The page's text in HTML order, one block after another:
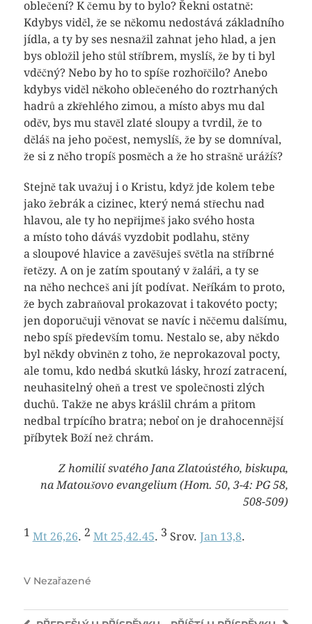
oblečení? K čemu by to bylo? Řekni ostatně:
Kdybys viděl, že se někomu nedostává základního
jídla, a ty by ses nesnažil zahnat jeho hlad, a jen
bys obložil jeho stůl stříbrem, myslíš, že by ti byl
vděčný? Nebo by ho to spíše rozhořčilo? Anebo
kdybys viděl někoho oblečeného do roztrhaných
hadrů a zkřehlého zimou, a místo abys mu dal
oděv, bys mu stavěl zlaté sloupy a tvrdil, že to
děláš na jeho počest, nemyslíš, že by se domníval,
že si z něho tropíš posměch a že ho strašně urážíš?
Stejně tak uvažuj i o Kristu, když jde kolem tebe
jako žebrák a cizinec, který nemá střechu nad
hlavou, ale ty ho nepřijmeš jako svého hosta
a místo toho dáváš vyzdobit podlahu, stěny
a sloupové hlavice a zavěšuješ světla na stříbrné
řetězy. A on je zatím spoutaný v žaláři, a ty se
na něho nechceš ani jít podívat. Neříkám to proto,
že bych zabraňoval prokazovat i takovéto pocty;
jen doporučuji věnovat se navíc i něčemu dalšímu,
nebo spíš především tomu. Nestalo se, aby někdo
byl někdy obviněn z toho, že neprokazoval pocty,
ale tomu, kdo nedbá skutků lásky, hrozí zatracení,
neuhasitelný oheň a trest ve společnosti zlých
duchů. Takže ne abys krášlil chrám a přitom
nedbal trpícího bratra; neboť on je drahocennější
příbytek Boží než chrám.
Z homilií svatého Jana Zlatoústého, biskupa,
na Matoušovo evangelium (Hom. 50, 3-4: PG 58,
508-509)
1 Mt 26,26. 2 Mt 25,42.45. 3 Srov. Jan 13,8.
V Nezařazené